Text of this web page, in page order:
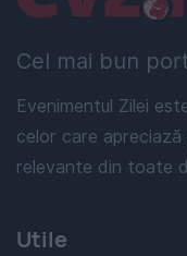
Cel mai bun
Evenimentul Zilei
celor care
relevante din toate
Utile